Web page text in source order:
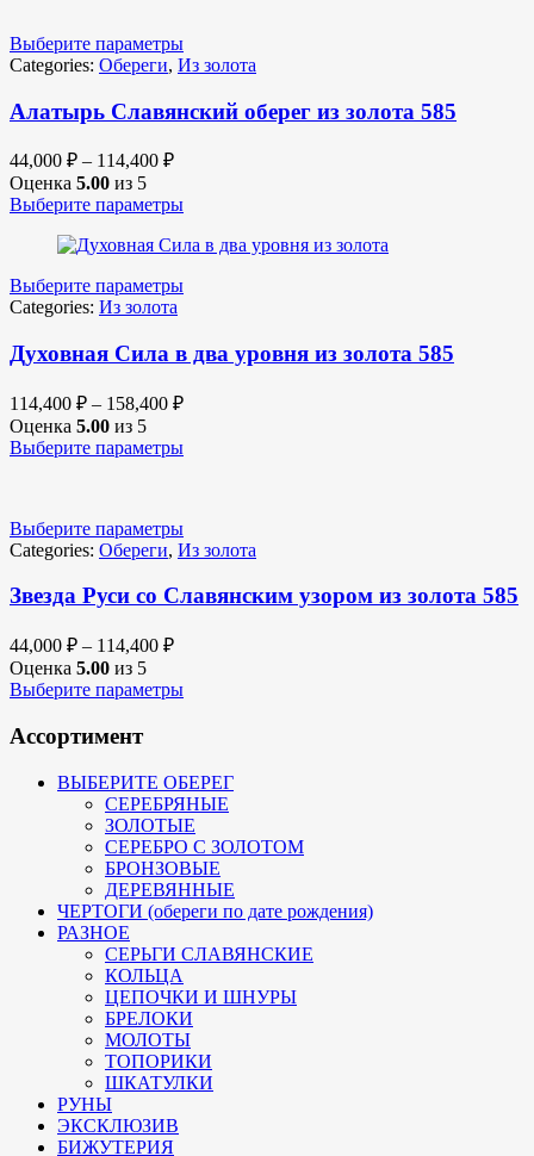
Выберите параметры
Categories: Обереги, Из золота
Алатырь Славянский оберег из золота 585
44,000 ₽ – 114,400 ₽
Оценка 5.00 из 5
Выберите параметры
Выберите параметры
Categories: Из золота
Духовная Сила в два уровня из золота 585
114,400 ₽ – 158,400 ₽
Оценка 5.00 из 5
Выберите параметры
Выберите параметры
Categories: Обереги, Из золота
Звезда Руси со Славянским узором из золота 585
44,000 ₽ – 114,400 ₽
Оценка 5.00 из 5
Выберите параметры
Ассортимент
ВЫБЕРИТЕ ОБЕРЕГ
СЕРЕБРЯНЫЕ
ЗОЛОТЫЕ
СЕРЕБРО С ЗОЛОТОМ
БРОНЗОВЫЕ
ДЕРЕВЯННЫЕ
ЧЕРТОГИ (обереги по дате рождения)
РАЗНОЕ
СЕРЬГИ СЛАВЯНСКИЕ
КОЛЬЦА
ЦЕПОЧКИ И ШНУРЫ
БРЕЛОКИ
МОЛОТЫ
ТОПОРИКИ
ШКАТУЛКИ
РУНЫ
ЭКСКЛЮЗИВ
БИЖУТЕРИЯ